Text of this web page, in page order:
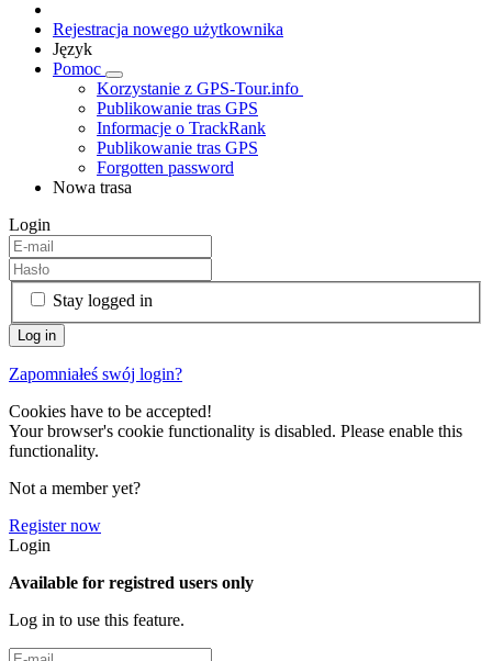
Rejestracja nowego użytkownika
Język
Pomoc
Korzystanie z GPS-Tour.info
Publikowanie tras GPS
Informacje o TrackRank
Publikowanie tras GPS
Forgotten password
Nowa trasa
Login
Stay logged in
Zapomniałeś swój login?
Cookies have to be accepted!
Your browser's cookie functionality is disabled. Please enable this
functionality.
Not a member yet?
Register now
Login
Available for registred users only
Log in to use this feature.